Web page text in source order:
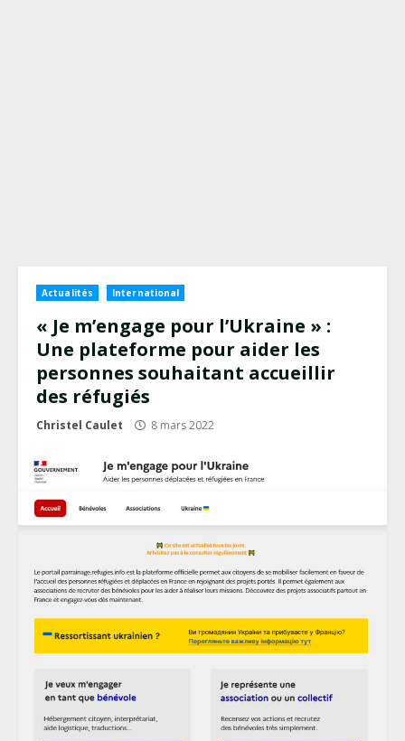
Actualités International
« Je m’engage pour l’Ukraine » :
Une plateforme pour aider les
personnes souhaitant accueillir
des réfugiés
Christel Caulet 8 mars 2022